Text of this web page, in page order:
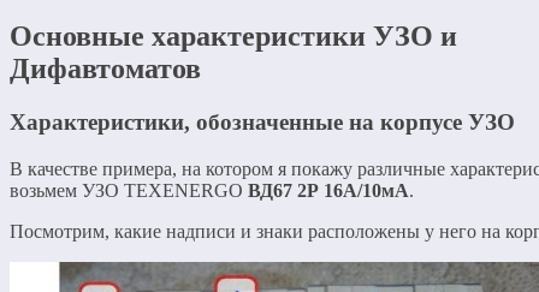
Основные характеристики УЗО и
Дифавтоматов
Характеристики, обозначенные на корпусе УЗО
В качестве примера, на котором я покажу различные
возьмем УЗО TEXENERGO ВД67 2Р 16А/10мА.
Посмотрим, какие надписи и знаки расположены у него на